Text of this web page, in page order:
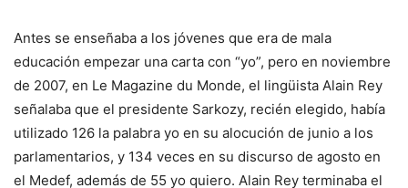
Antes se enseñaba a los jóvenes que era de mala
educación empezar una carta con “yo”, pero en noviembre
de 2007, en Le Magazine du Monde, el lingüista Alain Rey
señalaba que el presidente Sarkozy, recién elegido, había
utilizado 126 la palabra yo en su alocución de junio a los
parlamentarios, y 134 veces en su discurso de agosto en
el Medef, además de 55 yo quiero. Alain Rey terminaba el